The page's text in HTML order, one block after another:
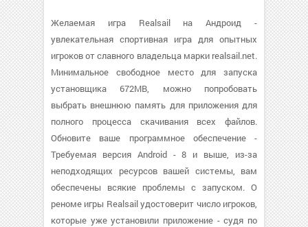
Желаемая игра Realsail на Андроид -
увлекательная спортивная игра для опытных
игроков от славного владельца марки realsail.net.
Минимальное свободное место для запуска
установщика 672MB, можно попробовать
выбрать внешнюю память для приложения для
полного процесса скачивания всех файлов.
Обновите ваше программное обеспечение -
Требуемая версия Android - 8 и выше, из-за
неподходящих ресурсов вашей системы, вам
обеспечены всякие проблемы с запуском. О
реноме игры Realsail удостоверит число игроков,
которые уже установили приложение - судя по